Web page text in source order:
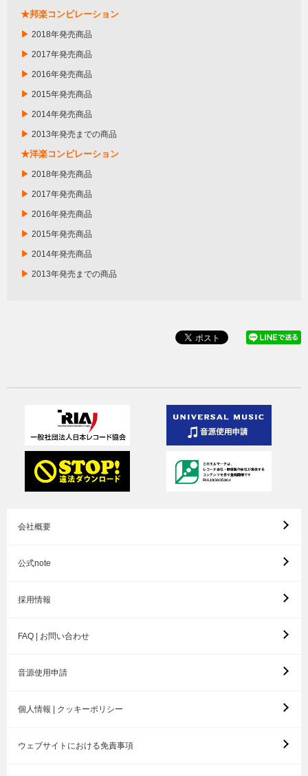
★邦楽コンピレーション
▶ 2018年発売商品
▶ 2017年発売商品
▶ 2016年発売商品
▶ 2015年発売商品
▶ 2014年発売商品
▶ 2013年発売までの商品
★洋楽コンピレーション
▶ 2018年発売商品
▶ 2017年発売商品
▶ 2016年発売商品
▶ 2015年発売商品
▶ 2014年発売商品
▶ 2013年発売までの商品
会社概要
公式note
採用情報
FAQ | お問い合わせ
音源使用申請
個人情報 | クッキーポリシー
ウェブサイトにおける免責事項